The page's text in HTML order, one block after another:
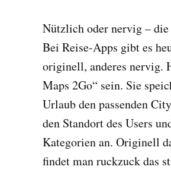
Nützlich oder nervig – die
Bei Reise-Apps gibt es
originell, anderes nervig.
Maps 2Go“ sein. Sie
Urlaub den passenden
den Standort des Users
Kategorien an. Originell
findet man ruckzuck das